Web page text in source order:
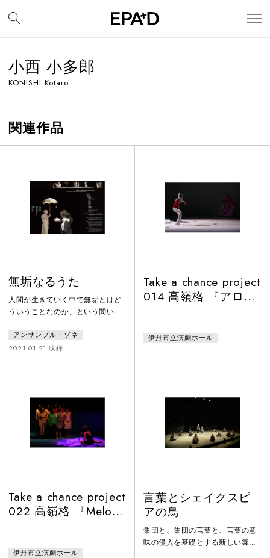
小西 小多郎
KONISHI Kotaro
関連作品
無垢なるうた
人間が生きていく中で無垢とはど
ういうことなのか、という問いか
氏、大野慶人氏による原作「睡
蓮」から受けた衝撃を基に、同作
品を再構築した。踊りとは何か、
る舞台作品。
アンサンブル・ゾネ
2021.01.21 収録
Take a chance project
014 高嶺格 『アロマ
ロア エロゲロエ』
-
伊丹市立演劇ホール
Take a chance project
022 高嶺格 『Melody
Cup』
-
伊丹市立演劇ホール
言葉とシェイクスピ
アの鳥
集団と、集団の言葉と、言葉の意
味の侵入を基礎とする新しい舞